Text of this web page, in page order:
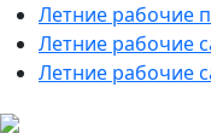
Летние рабочие
Летние рабочие
Летние рабочие